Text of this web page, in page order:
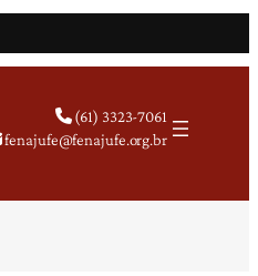
(61) 3323-7061
fenajufe@fenajufe.org.br